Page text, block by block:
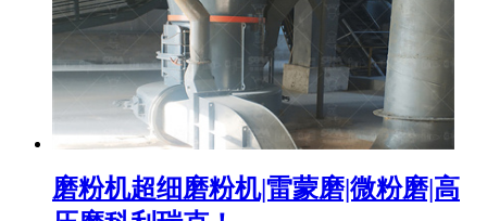
磨粉机超细磨粉机|雷蒙磨|微粉磨|高